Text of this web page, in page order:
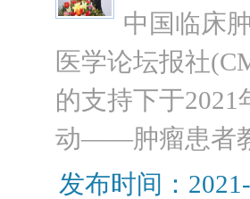
中国临床
医学论坛报社
的支持下于2021
动——肿瘤患者
发布时间：